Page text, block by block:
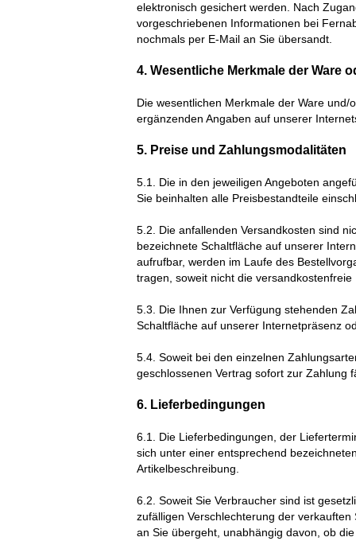
elektronisch gesichert werden. Nach
vorgeschriebenen Informationen bei
nochmals per E-Mail an Sie übersandt.
4. Wesentliche Merkmale der Ware
Die wesentlichen Merkmale der Ware
ergänzenden Angaben auf unserer
5. Preise und Zahlungsmodalitäten
5.1. Die in den jeweiligen Angeboten
Sie beinhalten alle Preisbestandteile
5.2. Die anfallenden Versandkosten sind
bezeichnete Schaltfläche auf unserer
aufrufbar, werden im Laufe des
tragen, soweit nicht die
5.3. Die Ihnen zur Verfügung stehenden
Schaltfläche auf unserer Internetpräsenz
5.4. Soweit bei den einzelnen
geschlossenen Vertrag sofort zur Zahlung
6. Lieferbedingungen
6.1. Die Lieferbedingungen, der
sich unter einer entsprechend
Artikelbeschreibung.
6.2. Soweit Sie Verbraucher sind ist
zufälligen Verschlechterung der
an Sie übergeht, unabhängig davon, ob